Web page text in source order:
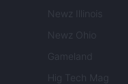
Newz Illinois
Newz Ohio
Gameland
Hig Tech Mag